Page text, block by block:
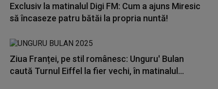
Exclusiv la matinalul Digi FM: Cum a ajuns Miresic
să încaseze patru bătăi la propria nuntă!
Ziua Franței, pe stil românesc: Unguru' Bulan
caută Turnul Eiffel la fier vechi, în matinalul...